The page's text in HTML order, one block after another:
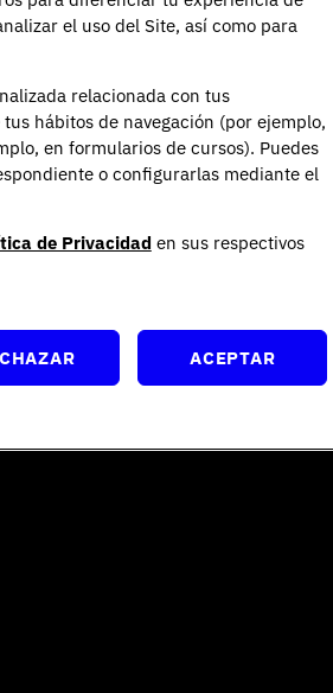
de quienes están
que ya están dentro.
el uso del Site, así como para
relacionada con tus
hábitos de navegación (por ejemplo,
en formularios de cursos). Puedes
o configurarlas mediante el
de Privacidad en sus respectivos
ACEPTAR